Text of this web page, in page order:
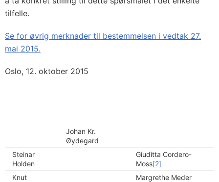
tilfelle.
Se for øvrig merknader til bestemmelsen i vedtak 27.
mai 2015.
Oslo, 12. oktober 2015
Johan Kr.
Øydegard
Steinar
Holden
Giuditta Cordero-
Moss[2]
Knut
Margrethe Meder